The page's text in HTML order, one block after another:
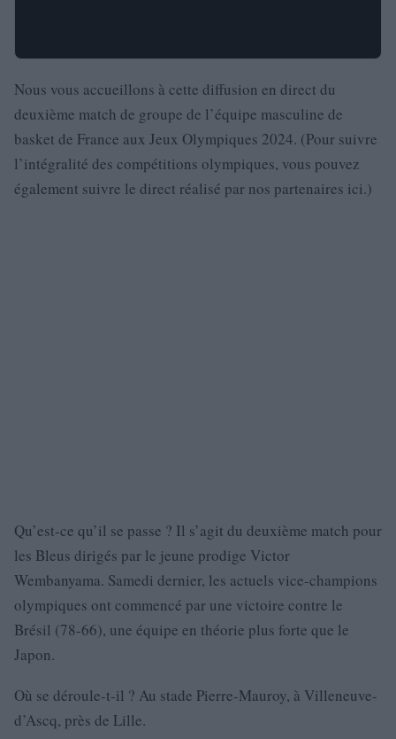
Nous vous accueillons à cette diffusion en direct du
deuxième match de groupe de l’équipe masculine de
basket de France aux Jeux Olympiques 2024. (Pour suivre
l’intégralité des compétitions olympiques, vous pouvez
également suivre le direct réalisé par nos partenaires ici.)
Qu’est-ce qu’il se passe ? Il s’agit du deuxième match pour
les Bleus dirigés par le jeune prodige Victor
Wembanyama. Samedi dernier, les actuels vice-champions
olympiques ont commencé par une victoire contre le
Brésil (78-66), une équipe en théorie plus forte que le
Japon.
Où se déroule-t-il ? Au stade Pierre-Mauroy, à Villeneuve-
d’Ascq, près de Lille.